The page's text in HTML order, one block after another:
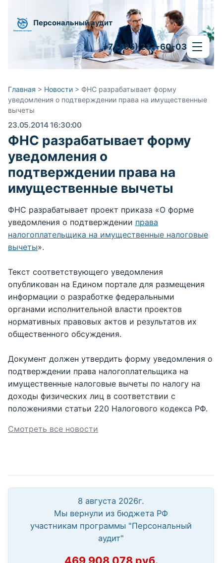
Персональный аудит
+7 (495) 287-60-03
Главная > Новости > ФНС разрабатывает форму
уведомления о подтверждении права на имущественные
вычеты
23.05.2014 16:30:00
ФНС разрабатывает форму
уведомления о
подтверждении права на
имущественные вычеты
ФНС разрабатывает проект приказа «О форме
уведомления о подтверждении права
налогоплательщика на имущественные налоговые
вычеты».
Текст соответствующего уведомления
опубликован на Едином портале для размещения
информации о разработке федеральными
органами исполнительной власти проектов
нормативных правовых актов и результатов их
общественного обсуждения.
Документ должен утвердить форму уведомления о
подтверждении права налогоплательщика на
имущественные налоговые вычеты по налогу на
доходы физических лиц в соответствии с
положениями статьи 220 Налогового кодекса РФ.
Смотреть все новости
8 августа 2026г.
Мы вернули из бюджета РФ
участникам программы "Персональный
аудит"